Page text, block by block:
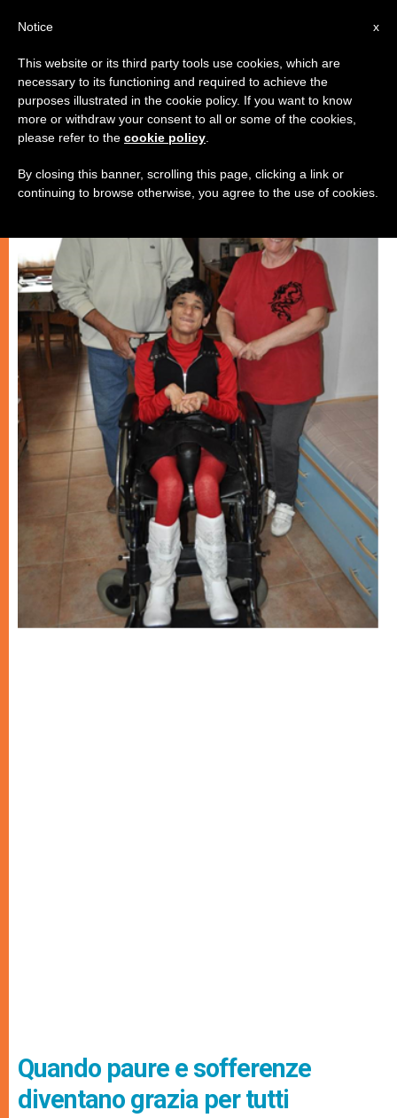
MATRIMONIO E FAMIGLIA
Quando paure e sofferenze
diventano grazia per tutti
x
Notice
This website or its third party tools use cookies, which are
necessary to its functioning and required to achieve the
purposes illustrated in the cookie policy. If you want to know
more or withdraw your consent to all or some of the cookies,
please refer to the cookie policy
By closing this banner, scrolling this page, clicking a link or
continuing to browse otherwise, you agree to the use of cookies.